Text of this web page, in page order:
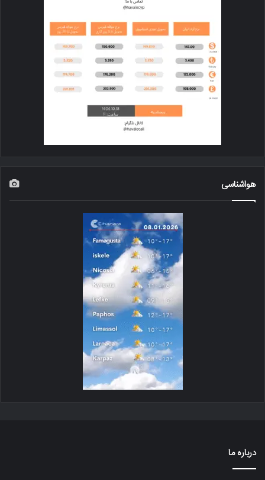
هواشناسی
درباره ما